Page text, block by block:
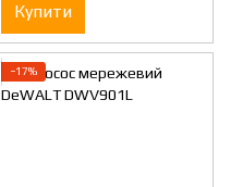
Купити
−17%